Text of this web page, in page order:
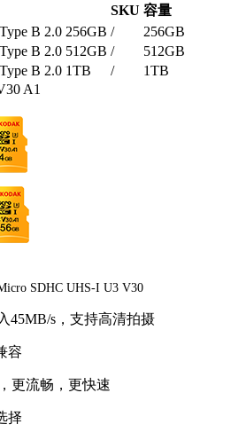
SKU 容量
B 2.0 256GB /
256GB
B 2.0 512GB /
512GB
B 2.0 1TB
/
1TB
A1
SDHC UHS-I U3 V30
45MB/s，支持高清拍摄
容
更流畅，更快速
择